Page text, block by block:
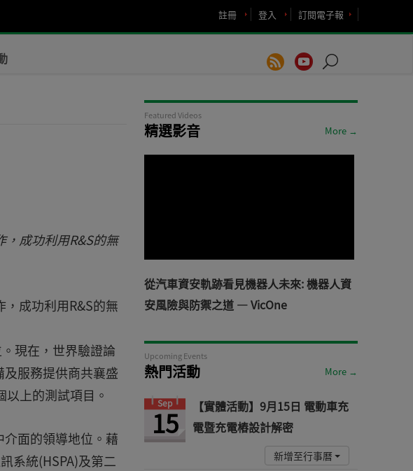
訂閱電子報
登入
註冊
成功利用R&S的無
成功利用R&S的無
現在，世界驗證論
及服務提供商共襄盛
上的測試項目。
面的領導地位。藉
系統(HSPA)及第二
Featured Videos
精選影音 More →
從汽車資安軌跡看見機器人未來: 機器人資
安風險與防禦之道 — VicOne
Upcoming Events
熱門活動 More →
Sep
15
【實體活動】9月15日 電動車充
電暨充電樁設計解密
新增至行事曆